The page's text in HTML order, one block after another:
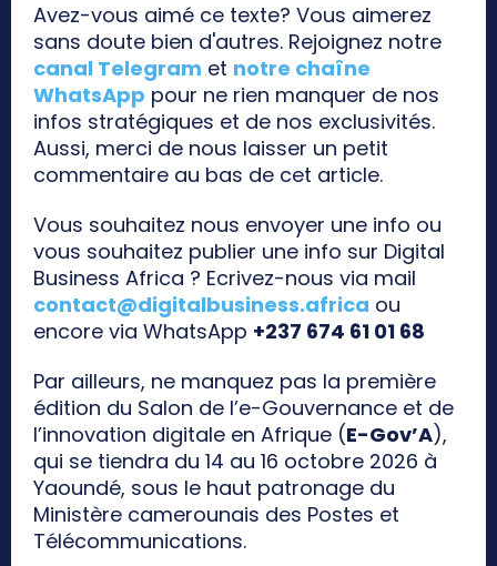
Avez-vous aimé ce texte? Vous aimerez
sans doute bien d'autres. Rejoignez notre
canal Telegram et notre chaîne
WhatsApp pour ne rien manquer de nos
infos stratégiques et de nos exclusivités.
Aussi, merci de nous laisser un petit
commentaire au bas de cet article.
Vous souhaitez nous envoyer une info ou
vous souhaitez publier une info sur Digital
Business Africa ? Ecrivez-nous via mail
contact@digitalbusiness.africa ou
encore via WhatsApp +237 674 61 01 68
Par ailleurs, ne manquez pas la première
édition du Salon de l’e-Gouvernance et de
l’innovation digitale en Afrique (E-Gov’A),
qui se tiendra du 14 au 16 octobre 2026 à
Yaoundé, sous le haut patronage du
Ministère camerounais des Postes et
Télécommunications.